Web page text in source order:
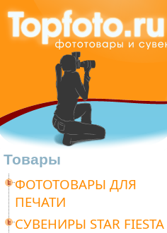
Товары
ФОТОТОВАРЫ ДЛЯ
ПЕЧАТИ
СУВЕНИРЫ STAR FIESTA